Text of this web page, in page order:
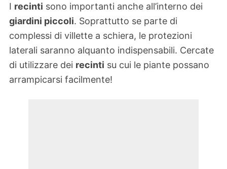
I recinti sono importanti anche all’interno dei
giardini piccoli. Soprattutto se parte di
complessi di villette a schiera, le protezioni
laterali saranno alquanto indispensabili. Cercate
di utilizzare dei recinti su cui le piante possano
arrampicarsi facilmente!